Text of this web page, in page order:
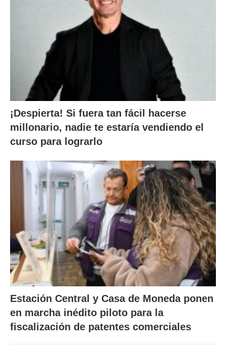
¡Despierta! Si fuera tan fácil hacerse
millonario, nadie te estaría vendiendo el
curso para lograrlo
Estación Central y Casa de Moneda ponen
en marcha inédito piloto para la
fiscalización de patentes comerciales